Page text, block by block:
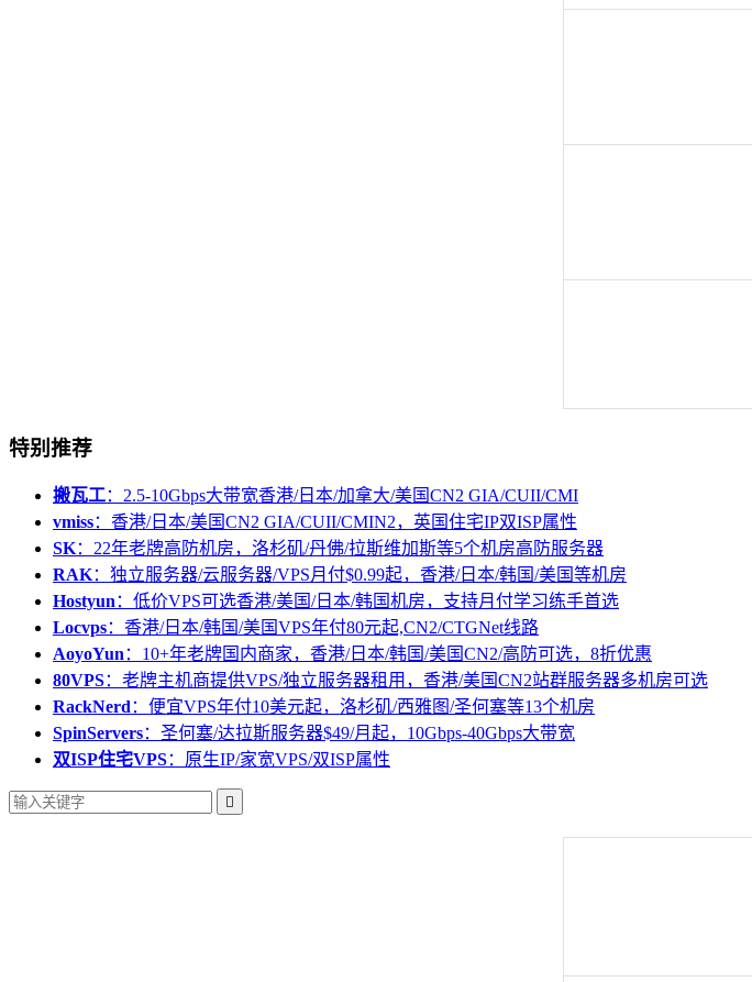
特别推荐
搬瓦工：2.5-10Gbps大带宽香港/日本/加拿大/美国CN2 GIA/CUII/CMI
vmiss：香港/日本/美国CN2 GIA/CUII/CMIN2，英国住宅IP双ISP属性
SK：22年老牌高防机房，洛杉矶/丹佛/拉斯维加斯等5个机房高防服务器
RAK：独立服务器/云服务器/VPS月付$0.99起，香港/日本/韩国/美国等机房
Hostyun ：低价VPS可选香港/美国/日本/韩国机房，支持月付学习练手首选
Locvps：香港/日本/韩国/美国VPS年付80元起,CN2/CTGNet线路
AoyoYun ：10+年老牌国内商家，香港/日本/韩国/美国CN2/高防可选，8折优惠
80VPS：老牌主机商提供VPS/独立服务器租用，香港/美国CN2站群服务器多机房可选
RackNerd ：便宜VPS年付10美元起，洛杉矶/西雅图/圣何塞等13个机房
SpinServers：圣何塞/达拉斯服务器$49/月起，10Gbps-40Gbps大带宽
双ISP住宅VPS：原生IP/家宽VPS/双ISP属性
